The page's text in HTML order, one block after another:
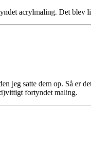
acrylmaling. Det
jeg satte dem op. Så er
fortyndet maling.